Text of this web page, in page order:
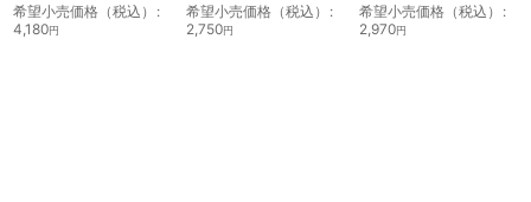
希望小売価格（税込） :
4,180円
希望小売価格（税込） :
2,750円
希望小売価格（税込） :
2,970円